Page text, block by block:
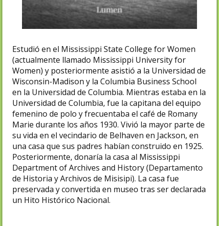
Estudió en el Mississippi State College for Women
(actualmente llamado Mississippi University for
Women) y posteriormente asistió a la Universidad de
Wisconsin-Madison y la Columbia Business School
en la Universidad de Columbia. Mientras estaba en la
Universidad de Columbia, fue la capitana del equipo
femenino de polo y frecuentaba el café de Romany
Marie durante los años 1930. Vivió la mayor parte de
su vida en el vecindario de Belhaven en Jackson, en
una casa que sus padres habían construido en 1925.
Posteriormente, donaría la casa al Mississippi
Department of Archives and History (Departamento
de Historia y Archivos de Misisipi). La casa fue
preservada y convertida en museo tras ser declarada
un Hito Histórico Nacional.